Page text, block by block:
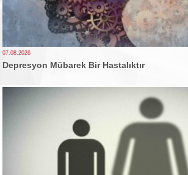
07.08.2026
Depresyon Mübarek Bir Hastalıktır